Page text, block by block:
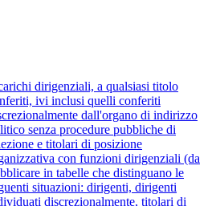
dirigenziali, a qualsiasi titolo
ivi inclusi quelli conferiti
dall'organo di indirizzo
senza procedure pubbliche di
e titolari di posizione
con funzioni dirigenziali (da
in tabelle che distinguano le
situazioni: dirigenti, dirigenti
discrezionalmente, titolari di